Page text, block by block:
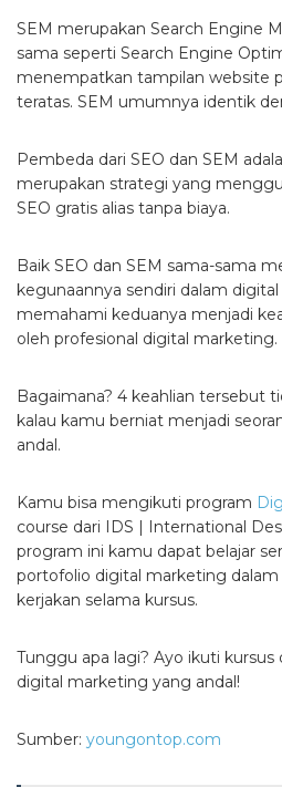
SEM merupakan Search Engine
sama seperti Search Engine
menempatkan tampilan website
teratas. SEM umumnya identik
Pembeda dari SEO dan SEM
merupakan strategi yang
SEO gratis alias tanpa biaya.
Baik SEO dan SEM sama-sama
kegunaannya sendiri dalam
memahami keduanya menjadi
oleh profesional digital marketing.
Bagaimana? 4 keahlian tersebut
kalau kamu berniat menjadi
andal.
Kamu bisa mengikuti program
course dari IDS | International
program ini kamu dapat belajar
portofolio digital marketing
kerjakan selama kursus.
Tunggu apa lagi? Ayo ikuti kursus
digital marketing yang andal!
Sumber: youngontop.com